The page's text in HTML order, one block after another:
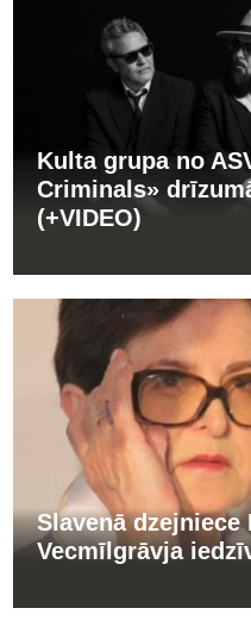
Kulta grupa no
Criminals»
(+VIDEO)
Slavenā
Vecmīlgrāvja